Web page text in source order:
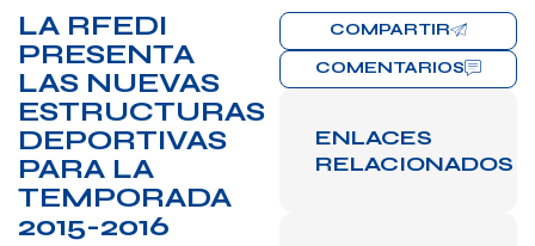
LA RFEDI
PRESENTA
LAS NUEVAS
ESTRUCTURAS
DEPORTIVAS
PARA LA
TEMPORADA
2015-2016
COMPARTIR
COMENTARIOS
ENLACES
RELACIONADOS